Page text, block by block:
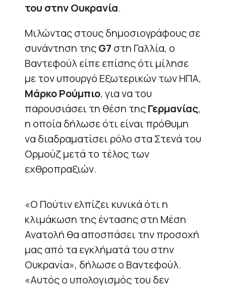
του στην Ουκρανία.
Μιλώντας στους δημοσιογράφους σε
συνάντηση τηςG7 στη Γαλλία, ο
Βαντεφούλ είπε επίσης ότι μίλησε
με τον υπουργό Εξωτερικών των ΗΠΑ,
Μάρκο Ρούμπιο, για να του
παρουσιάσει τη θέση τηςΓερμανίας,
η οποία δήλωσε ότι είναι πρόθυμη
να διαδραματίσει ρόλο στα Στενά του
Ορμούζ μετά το τέλος των
εχθροπραξιών.
«Ο Πούτιν ελπίζει κυνικά ότι η
κλιμάκωση της έντασης στη Μέση
Ανατολή θα αποσπάσει την προσοχή
μας από τα εγκλήματά του στην
Ουκρανία», δήλωσε ο Βαντεφούλ.
«Αυτός ο υπολογισμός του δεν